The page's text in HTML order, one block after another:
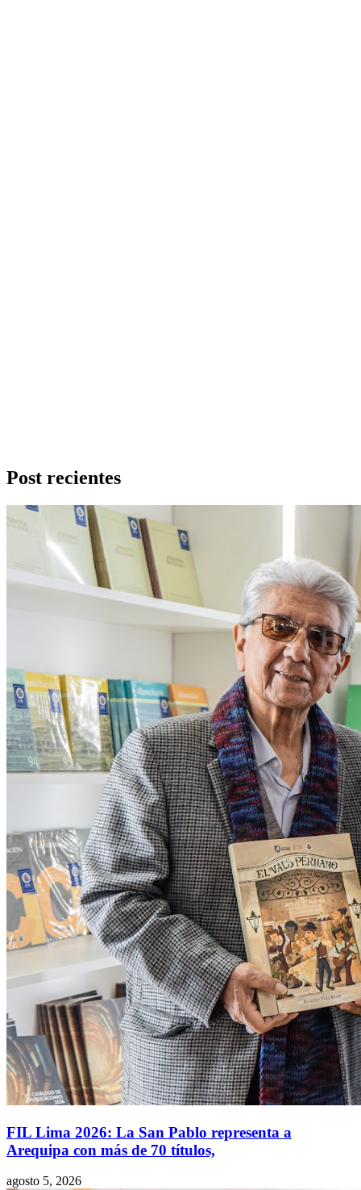
Post recientes
FIL Lima 2026: La San Pablo representa a
Arequipa con más de 70 títulos,
agosto 5, 2026